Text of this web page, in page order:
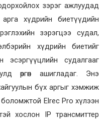
зэрэг ажлуудад
арга хүдрийн биетүүдийн
зэрэгцээ судал,
хүдрийн биетийг
эсэргүүцлийн судалгааг
өргөн ашигладаг. Энэ
бүх аргыг хэмжиж
Elrec Pro хүлээн
хослон IP трансмиттер